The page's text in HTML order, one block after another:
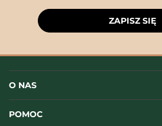
ZAPISZ SIĘ
O NAS
POMOC